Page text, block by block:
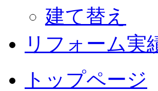
建て替え
リフォーム実
トップページ